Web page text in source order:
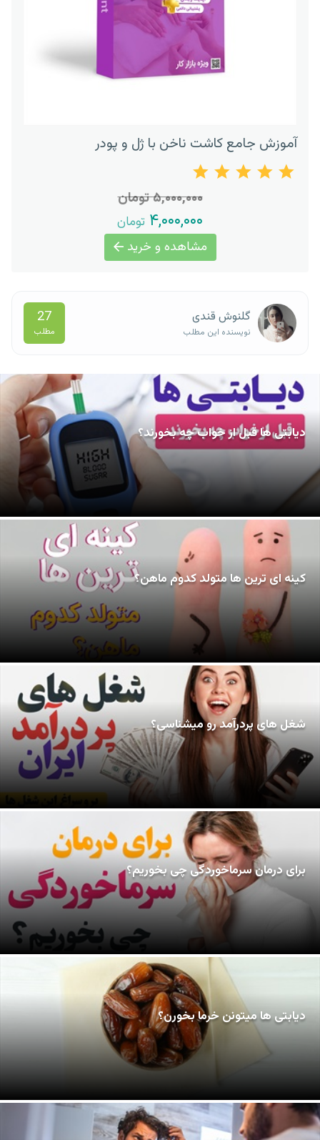
آموزش جامع کاشت ناخن با ژل و پودر
۵,۰۰۰,۰۰۰ تومان
۴,۰۰۰,۰۰۰ تومان
مشاهده و خرید
گلنوش قندی
نویسنده این مطلب
27
مطلب
دیابتی ها قبل از خواب چه بخورند؟
کینه ای ترین ها متولد کدوم ماهن؟
شغل های پردرآمد رو میشناسی؟
برای درمان سرماخوردگی چی بخوریم؟
دیابتی ها میتونن خرما بخورن؟